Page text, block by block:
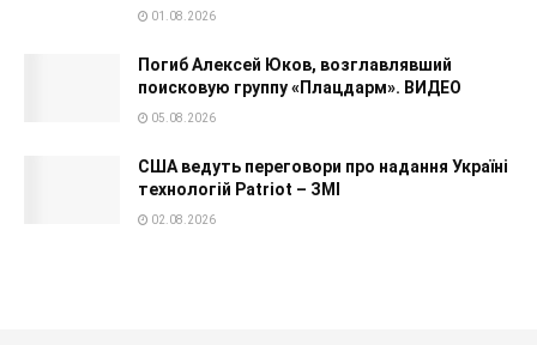
01.08.2026
Погиб Алексей Юков, возглавлявший
поисковую группу «Плацдарм». ВИДЕО
05.08.2026
США ведуть переговори про надання Україні
технологій Patriot – ЗМІ
02.08.2026